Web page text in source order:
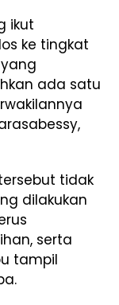
ikut
ke tingkat
ada satu
tidak
dilakukan
serta
tampil